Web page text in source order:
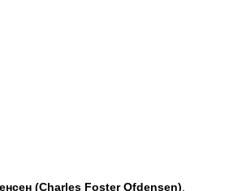
(Charles Foster Ofdensen)